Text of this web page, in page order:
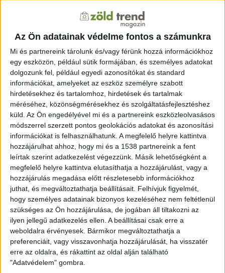
Az Ön adatainak védelme fontos a számunkra
Mi és partnereink tárolunk és/vagy férünk hozzá információkhoz
egy eszközön, például sütik formájában, és személyes adatokat
dolgozunk fel, például egyedi azonosítókat és standard
információkat, amelyeket az eszköz személyre szabott
hirdetésekhez és tartalomhoz, hirdetések és tartalmak
méréséhez, közönségmérésekhez és szolgáltatásfejlesztéshez
küld. Az Ön engedélyével mi és a partnereink eszközleolvasásos
módszerrel szerzett pontos geolokációs adatokat és azonosítási
információkat is felhasználhatunk. A megfelelő helyre kattintva
hozzájárulhat ahhoz, hogy mi és a 1538 partnereink a fent
leírtak szerint adatkezelést végezzünk. Másik lehetőségként a
megfelelő helyre kattintva elutasíthatja a hozzájárulást, vagy a
hozzájárulás megadása előtt részletesebb információkhoz
juthat, és megváltoztathatja beállításait. Felhívjuk figyelmét,
hogy személyes adatainak bizonyos kezeléséhez nem feltétlenül
szükséges az Ön hozzájárulása, de jogában áll tiltakozni az
ilyen jellegű adatkezelés ellen. A beállításai csak erre a
weboldalra érvényesek. Bármikor megváltoztathatja a
preferenciáit, vagy visszavonhatja hozzájárulását, ha visszatér
erre az oldalra, és rákattint az oldal alján található
"Adatvédelem" gombra.
szombati bejelentése megerősítette, hogy az új
telepítésű, háztartási méretű naperőművek hálózati
visszatáplálását átmenetileg szüneteltetik. Ezután egy
napelemes rendszer kiépítésének megtérülése sokkal
hosszabb idő lesz.
Aki azonban október 31-ig bejelenti az igényét, az még a
kedvezményes feltételekkel csatlakozhat a hálózathoz,
így nagy rohamra számítanak a napelemes cégek. “Soha
nem látott roham fog indulni a csatlakozási kérelmek
beadása kapcsán! “Az utolsó napokban ötszörös-
tízszeres jelentkezésre számítunk a korábbi időszakhoz
képest. Nálunk most minden mozgósítható kolléga, még
a korábban házetőkön dolgozó napelem telepítők is
azon fognak dolgozni, hogy az engedélykéréseket
mindenkinek be tudjuk adni időben. Úgy kalkulálunk,
hogy még pénteken, de legkésőbb szombaton is el
tudunk indítani új ügyeket sikeresen.
Mi biztosan még vasárnap is azon dolgozunk majd, hogy
a 31-i határidő előtt minden papírmunkát el tudjunk
végezni” – mondta a cég alapítója, majd hozzátette: